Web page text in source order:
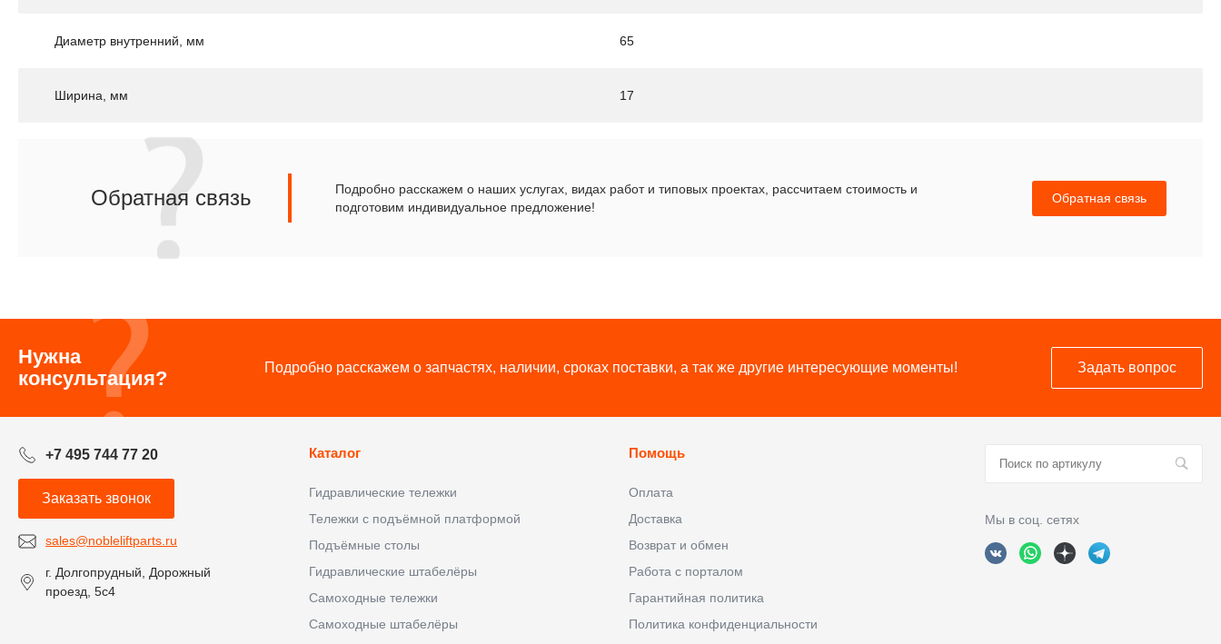
Диаметр внутренний, мм 65
Ширина, мм 17
Обратная связь
Подробно расскажем о наших услугах, видах работ и типовых проектах, рассчитаем стоимость и
подготовим индивидуальное предложение!
Обратная связь
Нужна
консультация?
Подробно расскажем о запчастях, наличии, сроках поставки, а так же другие интересующие моменты! Задать вопрос
+7 495 744 77 20
Заказать звонок
sales@nobleliftparts.ru
г. Долгопрудный, Дорожный
проезд, 5с4
Каталог
Гидравлические тележки
Тележки с подъёмной платформой
Подъёмные столы
Гидравлические штабелёры
Самоходные тележки
Самоходные штабелёры
Помощь
Оплата
Доставка
Возврат и обмен
Работа с порталом
Гарантийная политика
Политика конфиденциальности
Мы в соц. сетях